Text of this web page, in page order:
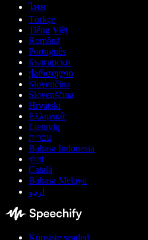
ไทย
Türkçe
Tiếng Việt
Română
Português
Български
ქართული
Slovenčina
Slovenščina
Hrvatski
Ελληνικά
Lietuvių
עברית
Bahasa Indonesia
বাংলা
Català
Bahasa Melayu
اردو
Küpsiste seaded